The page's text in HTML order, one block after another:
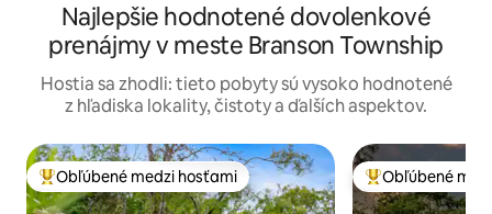
Najlepšie hodnotené dovolenkové
prenájmy v meste Branson Township
Hostia sa zhodli: tieto pobyty sú vysoko hodnotené
z hľadiska lokality, čistoty a ďalších aspektov.
Najobľúbenejšie medzi hosťami
Obľúbené medzi hosťami Najobľúbenejšie
Obľúbené